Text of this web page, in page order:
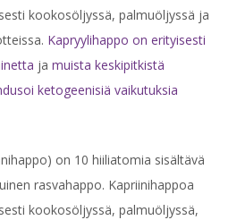
kookosöljyssä, palmuöljyssä ja
Kapryylihappo on erityisesti
ja muista keskipitkistä
ketogeenisiä vaikutuksia
on 10 hiiliatomia sisältävä
rasvahappo. Kapriinihappoa
kookosöljyssä, palmuöljyssä,